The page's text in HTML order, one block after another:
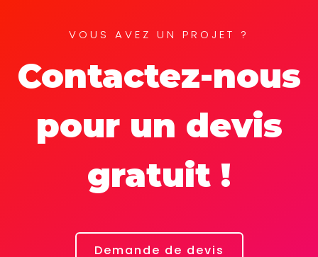
VOUS AVEZ UN PROJET ?
Contactez-nous
pour un devis
gratuit !
Demande de devis